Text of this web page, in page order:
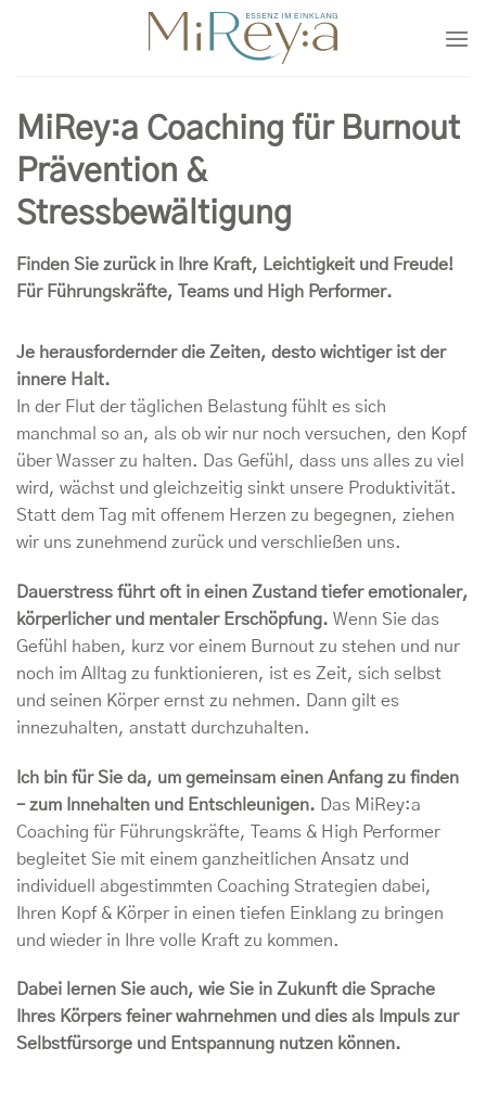
MiRey:a Coaching für Burnout
Prävention &
Stressbewältigung
Finden Sie zurück in Ihre Kraft, Leichtigkeit und Freude!
Für Führungskräfte, Teams und High Performer.
Je herausfordernder die Zeiten, desto wichtiger ist der
innere Halt.
In der Flut der täglichen Belastung fühlt es sich
manchmal so an, als ob wir nur noch versuchen, den Kopf
über Wasser zu halten. Das Gefühl, dass uns alles zu viel
wird, wächst und gleichzeitig sinkt unsere Produktivität.
Statt dem Tag mit offenem Herzen zu begegnen, ziehen
wir uns zunehmend zurück und verschließen uns.
Dauerstress führt oft in einen Zustand tiefer emotionaler,
körperlicher und mentaler Erschöpfung. Wenn Sie das
Gefühl haben, kurz vor einem Burnout zu stehen und nur
noch im Alltag zu funktionieren, ist es Zeit, sich selbst
und seinen Körper ernst zu nehmen. Dann gilt es
innezuhalten, anstatt durchzuhalten.
Ich bin für Sie da, um gemeinsam einen Anfang zu finden
– zum Innehalten und Entschleunigen. Das MiRey:a
Coaching für Führungskräfte, Teams & High Performer
begleitet Sie mit einem ganzheitlichen Ansatz und
individuell abgestimmten Coaching Strategien dabei,
Ihren Kopf & Körper in einen tiefen Einklang zu bringen
und wieder in Ihre volle Kraft zu kommen.
Dabei lernen Sie auch, wie Sie in Zukunft die Sprache
Ihres Körpers feiner wahrnehmen und dies als Impuls zur
Selbstfürsorge und Entspannung nutzen können.